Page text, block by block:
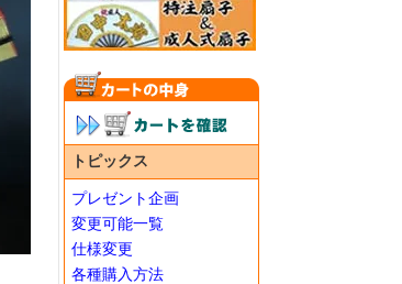
トピックス
プレゼント企画
変更可能一覧
仕様変更
各種購入方法